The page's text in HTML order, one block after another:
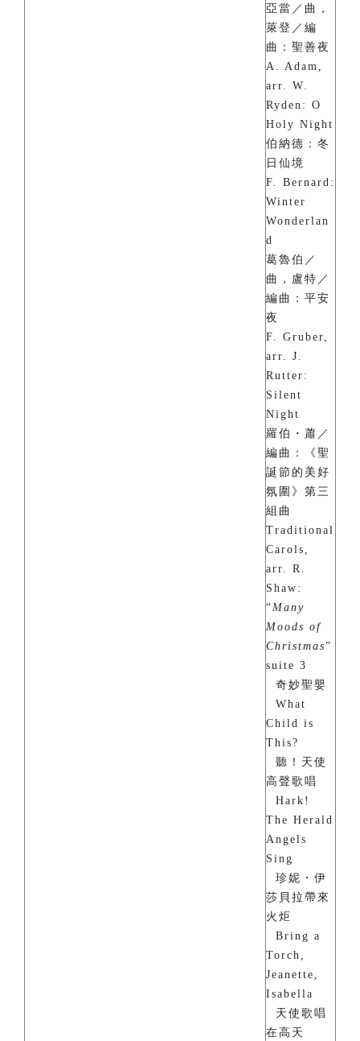
亞當／曲，
萊登／編
曲：聖善夜
A. Adam,
arr. W.
Ryden: O
Holy Night
伯納德：冬
日仙境
F. Bernard:
Winter
Wonderlan
d
葛魯伯／
曲，盧特／
編曲：平安
夜
F. Gruber,
arr. J.
Rutter:
Silent
Night
羅伯・蕭／
編曲：《聖
誕節的美好
氛圍》第三
組曲
Traditional
Carols,
arr. R.
Shaw:
“Many
Moods of
Christmas”
suite 3
奇妙聖嬰
What
Child is
This?
聽！天使
高聲歌唱
Hark!
The Herald
Angels
Sing
珍妮・伊
莎貝拉帶來
火炬
Bring a
Torch,
Jeanette,
Isabella
天使歌唱
在高天